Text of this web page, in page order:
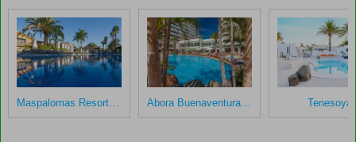
Scores
die
ouder
zijn
dan
Maspalomas Resort by Dunas Abora Buenaventura by Lopesan Tenesoya